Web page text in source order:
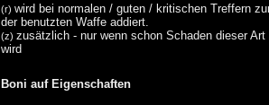
(r) wird bei normalen / guten / kritischen Treffern
der benutzten Waffe addiert.
(z) zusätzlich - nur wenn schon Schaden dieser Art
wird
Boni auf Eigenschaften